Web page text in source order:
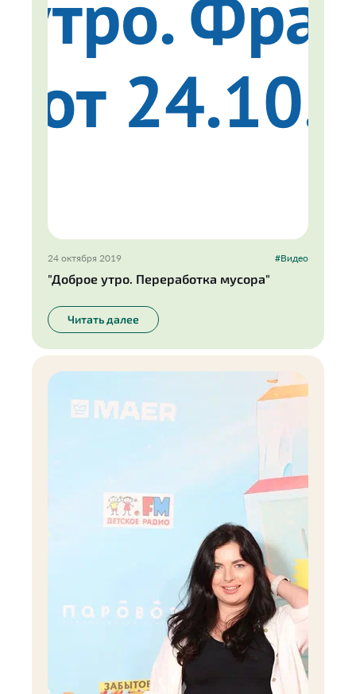
24 октября 2019 #Видео
"Доброе утро. Переработка мусора"
Читать далее